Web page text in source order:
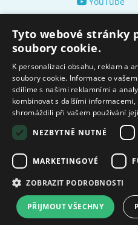
Zřizuje a finančně nás
Moravskoslezský kraj
služeb.
Ministerstvo práce
© 2009 - 2026 Domov pro seniory
Tyto webové stránky
soubory cookie.
K personalizaci obsahu, reklam a
soubory cookie. Informace o
sdílíme s našimi reklamními a
kombinovat s dalšími
shromáždili při vašem používání
NEZBYTNĚ NUTNÉ
MARKETINGOVÉ
ZOBRAZIT PODROBNOSTI
PŘIJMOUT VŠECHNY